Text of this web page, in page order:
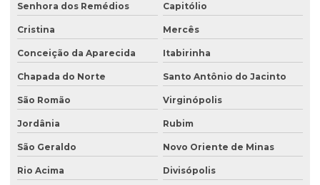
Senhora dos Remédios Capitólio
Cristina Mercês
Conceição da Aparecida Itabirinha
Chapada do Norte Santo Antônio do Jacinto
São Romão Virginópolis
Jordânia Rubim
São Geraldo Novo Oriente de Minas
Rio Acima Divisópolis